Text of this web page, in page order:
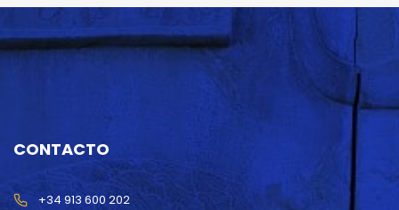
CONTACTO
+34 913 600 202